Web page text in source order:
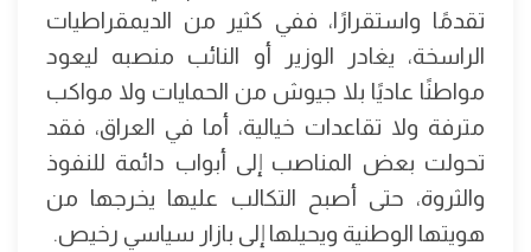
تقدمًا واستقرارًا، ففي كثير من الديمقراطيات
الراسخة، يغادر الوزير أو النائب منصبه ليعود
مواطنًا عاديًا بلا جيوش من الحمايات ولا مواكب
مترفة ولا تقاعدات خيالية، أما في العراق، فقد
تحولت بعض المناصب إلى أبواب دائمة للنفوذ
والثروة، حتى أصبح التكالب عليها يخرجها من
هويتها الوطنية ويحيلها إلى بازار سياسي رخيص.